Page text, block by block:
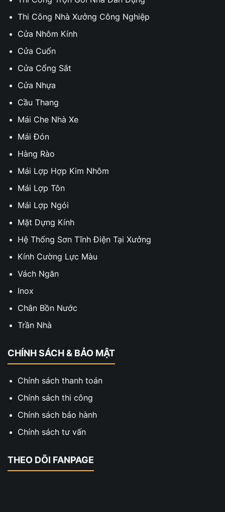
Thi Công Nhà Xưởng Công Nghiệp
Cửa Nhôm Kính
Cửa Cuốn
Cửa Cổng Sắt
Cửa Nhựa
Cầu Thang
Mái Che Nhà Xe
Mái Đón
Hàng Rào
Mái Lợp Hợp Kim Nhôm
Mái Lợp Tôn
Mái Lợp Ngói
Mặt Dựng Kính
Hệ Thống Sơn Tĩnh Điện Tại Xưởng
Kính Cường Lực Màu
Vách Ngăn
Inox
Chân Bồn Nước
Trần Nhà
CHÍNH SÁCH & BẢO MẬT
Chính sách thanh toán
Chính sách thi công
Chính sách bảo hành
Chính sách tư vấn
THEO DÕI FANPAGE